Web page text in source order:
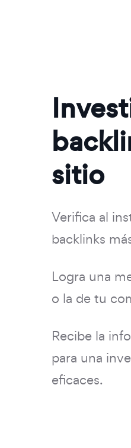
sitio
Verifica al
backlinks
Logra una
o la de tu
Recibe la
para una
eficaces.